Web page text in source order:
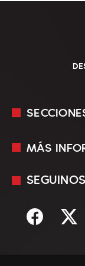
En Vivo
Sociedad
MÁS
Mediakit
Términos y
SEGUINOS